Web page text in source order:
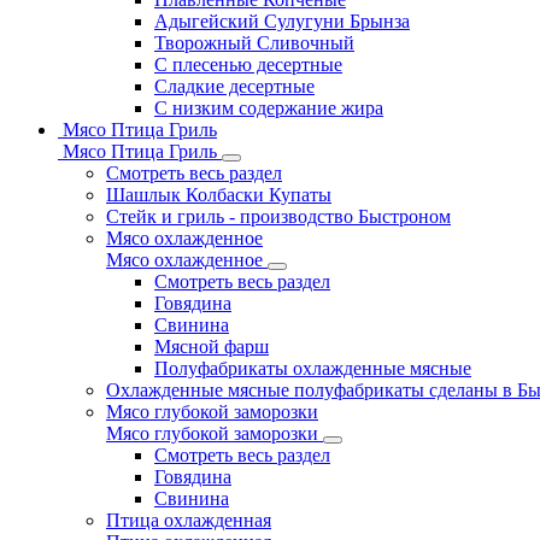
Адыгейский Сулугуни Брынза
Творожный Сливочный
С плесенью десертные
Сладкие десертные
С низким содержание жира
Мясо Птица Гриль
Мясо Птица Гриль
Смотреть весь раздел
Шашлык Колбаски Купаты
Стейк и гриль - производство Быстроном
Мясо охлажденное
Мясо охлажденное
Смотреть весь раздел
Говядина
Свинина
Мясной фарш
Полуфабрикаты охлажденные мясные
Охлажденные мясные полуфабрикаты сделаны в
Мясо глубокой заморозки
Мясо глубокой заморозки
Смотреть весь раздел
Говядина
Свинина
Птица охлажденная